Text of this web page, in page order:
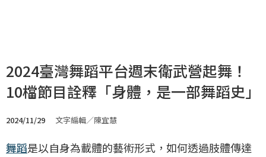
2024臺灣舞蹈平台週末衛武營起舞！
10檔節目詮釋「身體，是一部舞蹈史」
2024/11/29 文字編輯／陳宜慧
舞蹈是以自身為載體的藝術形式，如何透過肢體傳達